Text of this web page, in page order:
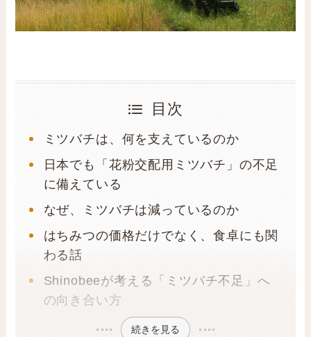
目次
ミツバチは、何を支えているのか
日本でも「花粉交配用ミツバチ」の不足
に備えている
なぜ、ミツバチは減っているのか
はちみつの価格だけでなく、食卓にも関
わる話
Shinobeeが考える「ミツバチ不足」へ
の向き合い方
続きを見る